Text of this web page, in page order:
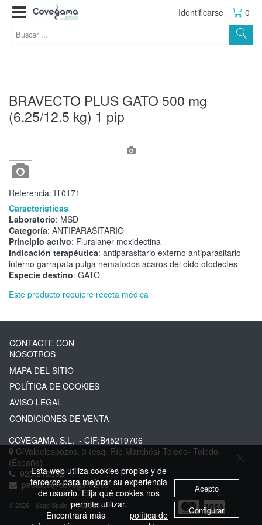
Identificarse 0
BRAVECTO PLUS GATO 500 mg
(6.25/12.5 kg) 1 pip
Referencia: IT0171
Características
Laboratorio: MSD
Categoría: ANTIPARASITARIO
Principio activo: Fluralaner moxidectina
Indicación terapéutica: antiparasitario externo antiparasitario
interno garrapata pulga nematodos acaros del oido otodectes
Especie destino: GATO
Este producto requiere receta médica
CONTACTE CON
NOSOTROS
MAPA DEL SITIO
POLÍTICA DE COOKIES
AVISO LEGAL
CONDICIONES DE VENTA
COVEGAMA, S.L. - CIF:B45219706
C/Valdelospozos, 3 (esq. Río Marchés) Toledo- Toledo
(España)
925 212882
pedidos@covegama.es
© 2026 - Sage Spain ™ (v.20.25)
Esta web utiliza cookies propias y de
terceros para mejorar su experiencia
de usuario. Elija qué cookies nos
permite utilizar.
Encontrará más
política de
Acepto
Configurar